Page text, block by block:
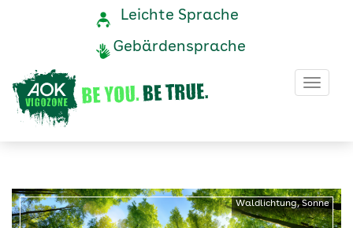
Erfahrung
Depressionen
Ein
erzählt
Navigation
Service-
Leichte Sprache
Gebärdensprache
Waldlichtung, Sonne